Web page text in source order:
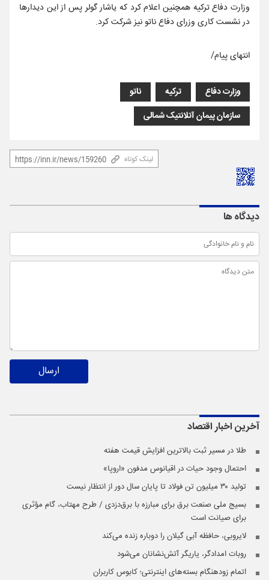
وزارت دفاع ترکیه همچنین اعلام کرد که یاشار گولر پس از این دیدارها
در نشست کاری وزرای دفاع ناتو نیز شرکت کرد.
انتهای پیام/
وزارت دفاع ترکیه
ناتو
سازمان پیمان آتلانتیک شمالی
لینک کوتاه
دیدگاه ها
ارسال
آخرین اخباراقتصاد
طلا در مسیر ثبت بالاترین افزایش قیمت هفته
احتمال وجود حیات در اقیانوس مدفون «اروپا»
تولید ۳۰ میلیون تن فولاد تا پایان سال دور از انتظار نیست
بسیج ملی صنعت برق برای مبارزه با برق‌دزدی / طرح مهتاب، گام مؤثری
برای صیانت است
لایروبی، حافظه آبی گیلان را دوباره زنده می‌کند
روبات امدادگر، یاریگر آتش‌نشانان می‌شود
اتمام زودهنگام بسته‌های اینترنتی؛ کابوس کاربران